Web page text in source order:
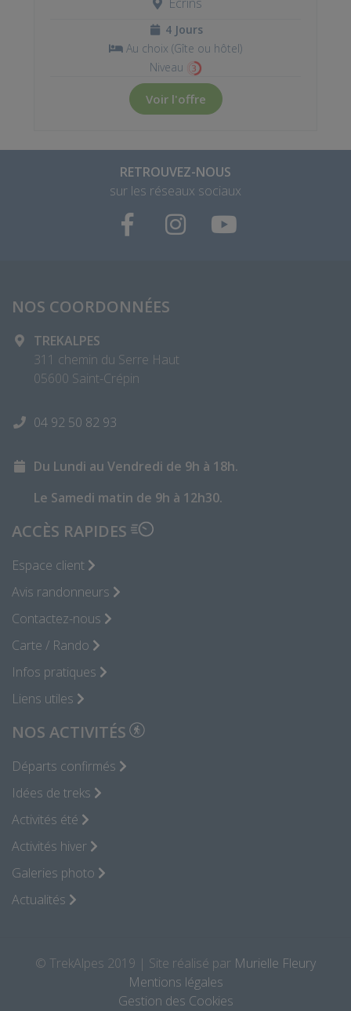
4 Jours
Au choix (Gîte ou hôtel)
Niveau
Voir l'offre
RETROUVEZ-NOUS
sur les réseaux sociaux
NOS COORDONNÉES
TREKALPES
311 chemin du Serre Haut
05600 Saint-Crépin
04 92 50 82 93
Du Lundi au Vendredi de 9h à 18h.
Le Samedi matin de 9h à 12h30.
ACCÈS RAPIDES
Espace client
Avis randonneurs
Contactez-nous
Carte / Rando
Infos pratiques
Liens utiles
NOS ACTIVITÉS
Départs confirmés
Idées de treks
Activités été
Activités hiver
Galeries photo
Actualités
© TrekAlpes 2019 | Site réalisé par Murielle Fleury
Mentions légales
Gestion des Cookies